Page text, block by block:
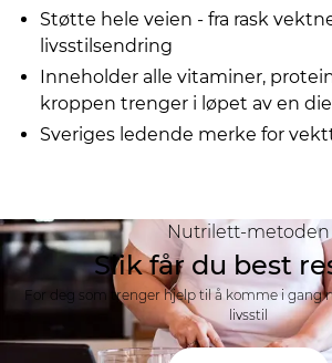
Støtte hele veien - fra rask
livsstilsendring
Inneholder alle vitaminer,
kroppen trenger i løpet av en
Sveriges ledende merke for
Nutrilett-metoden
Slik får du best
For deg som trenger hjelp til å komme i gang
livsstil